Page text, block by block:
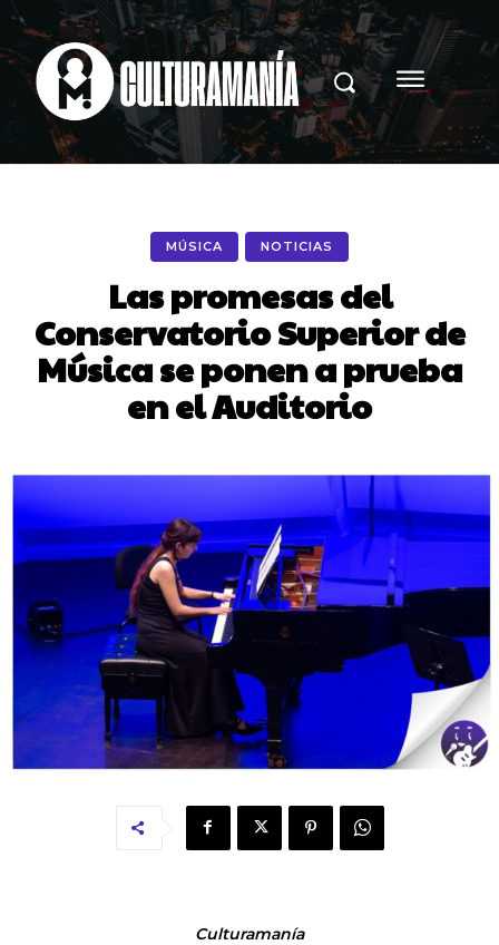
MÚSICA NOTICIAS
Las promesas del
Conservatorio Superior de
Música se ponen a prueba
en el Auditorio
Culturamanía